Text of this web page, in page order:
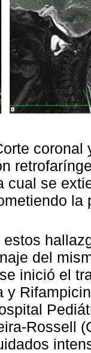
coronal
cual se
del
inició el
y
Rossell